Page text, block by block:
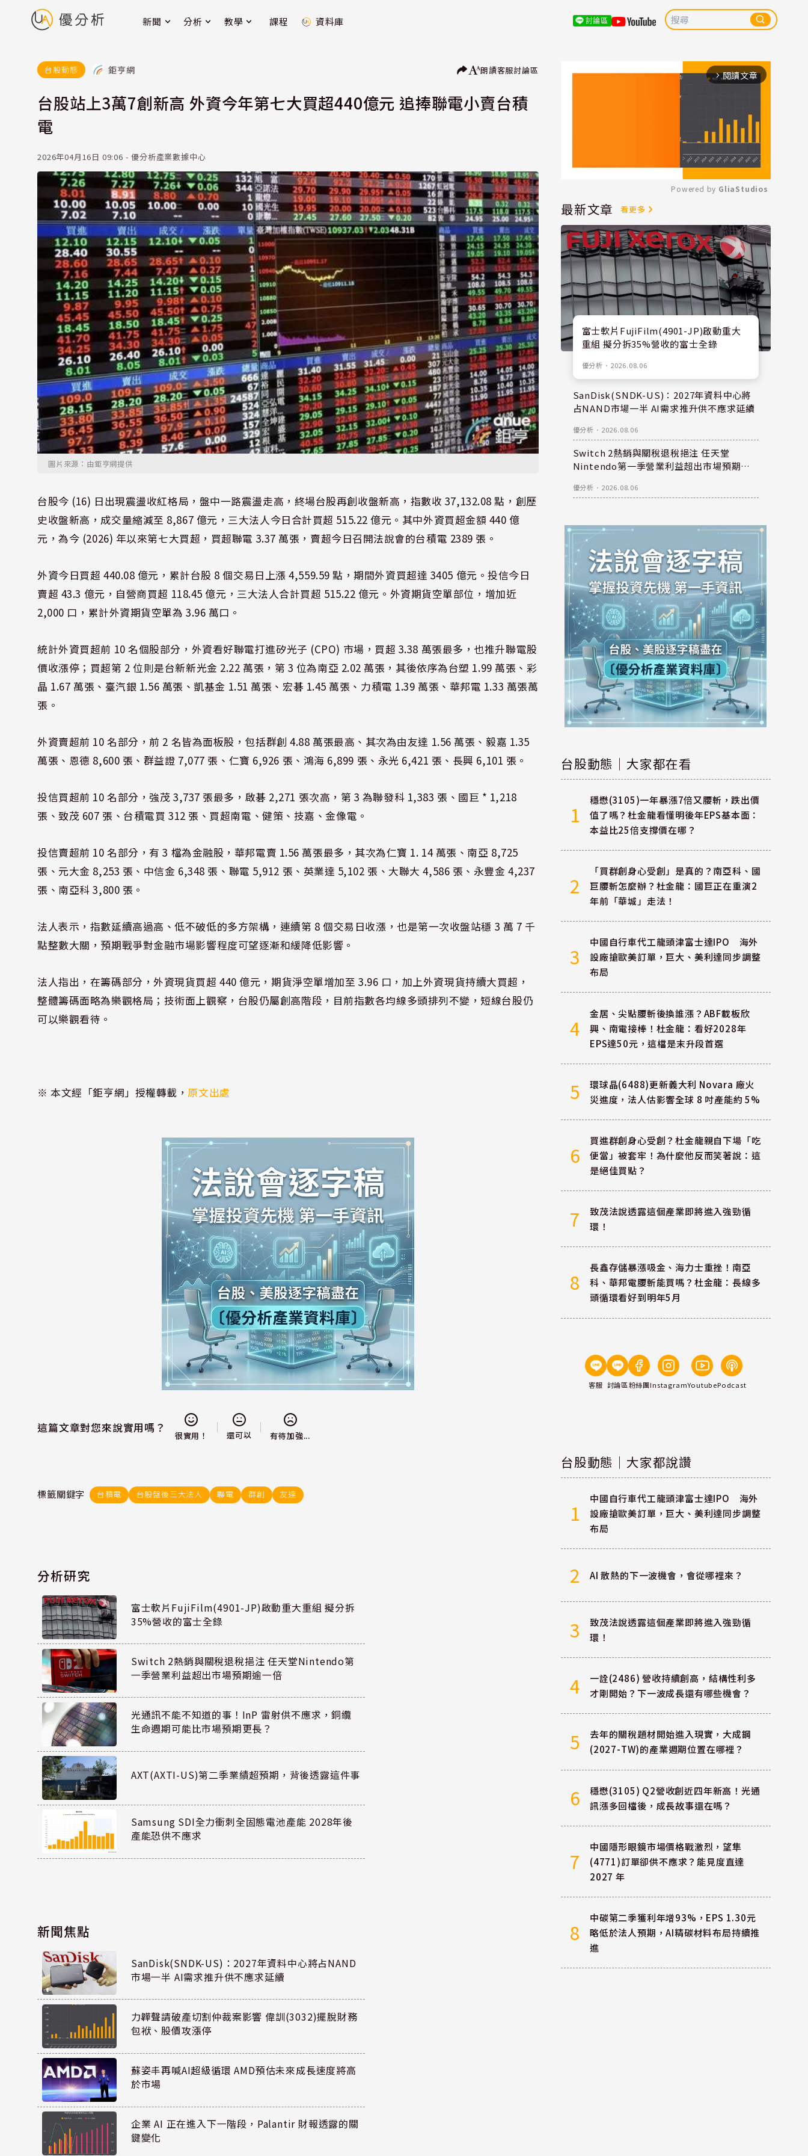
新聞 分析 教學 課程 資料庫 討論區
台股動態 鉅亨網 朗讀客服討論區
台股站上3萬7創新高 外資今年第七大買超440億元 追捧聯電小賣台積
電
2026年04月16日 09:06 - 優分析產業數據中心
圖片來源：由鉅亨網提供
台股今 (16) 日出現震盪收紅格局，盤中一路震盪走高，終場台股再創收盤新高，指數收 37,132.08 點，創歷
史收盤新高，成交量縮減至 8,867 億元，三大法人今日合計買超 515.22 億元。其中外資買超金額 440 億
元，為今 (2026) 年以來第七大買超，買超聯電 3.37 萬張，賣超今日召開法說會的台積電 2389 張。
外資今日買超 440.08 億元，累計台股 8 個交易日上漲 4,559.59 點，期間外資買超達 3405 億元。投信今日
賣超 43.3 億元，自營商買超 118.45 億元，三大法人合計買超 515.22 億元。外資期貨空單部位，增加近
2,000 口，累計外資期貨空單為 3.96 萬口。
統計外資買超前 10 名個股部分，外資看好聯電打進矽光子 (CPO) 市場，買超 3.38 萬張最多，也推升聯電股
價收漲停；買超第 2 位則是台新新光金 2.22 萬張，第 3 位為南亞 2.02 萬張，其後依序為台塑 1.99 萬張、彩
晶 1.67 萬張、臺汽銀 1.56 萬張、凱基金 1.51 萬張、宏碁 1.45 萬張、力積電 1.39 萬張、華邦電 1.33 萬張萬
張。
外資賣超前 10 名部分，前 2 名皆為面板股，包括群創 4.88 萬張最高、其次為由友達 1.56 萬張、毅嘉 1.35
萬張、恩德 8,600 張、群益證 7,077 張、仁寶 6,926 張、鴻海 6,899 張、永光 6,421 張、長興 6,101 張。
投信買超前 10 名部分，強茂 3,737 張最多，啟碁 2,271 張次高，第 3 為聯發科 1,383 張、國巨 * 1,218
張、致茂 607 張、台積電買 312 張、買超南電、健策、技嘉、金像電。
投信賣超前 10 名部分，有 3 檔為金融股，華邦電賣 1.56 萬張最多，其次為仁寶 1. 14 萬張、南亞 8,725
張、元大金 8,253 張、中信金 6,348 張、聯電 5,912 張、英業達 5,102 張、大聯大 4,586 張、永豐金 4,237
張、南亞科 3,800 張。
法人表示，指數延續高過高、低不破低的多方架構，連續第 8 個交易日收漲，也是第一次收盤站穩 3 萬 7 千
點整數大關，預期戰爭對金融市場影響程度可望逐漸和緩降低影響。
法人指出，在籌碼部分，外資現貨買超 440 億元，期貨淨空單增加至 3.96 口，加上外資現貨持續大買超，
整體籌碼面略為樂觀格局；技術面上觀察，台股仍屬創高階段，目前指數各均線多頭排列不變，短線台股仍
可以樂觀看待。
※ 本文經「鉅亨網」授權轉載，原文出處
這篇文章對您來說實用嗎？
很實用！ 還可以 有待加強...
標籤關鍵字 台積電 台股盤後三大法人 聯電 群創 友達
分析研究
富士軟片FujiFilm(4901-JP)啟動重大重組 擬分拆
35%營收的富士全錄
Switch 2熱銷與關稅退稅挹注 任天堂Nintendo第
一季營業利益超出市場預期逾一倍
光通訊不能不知道的事！InP 雷射供不應求，銅纜
生命週期可能比市場預期更長？
AXT(AXTI-US)第二季業績超預期，背後透露這件事
Samsung SDI全力衝刺全固態電池產能 2028年後
產能恐供不應求
新聞焦點
SanDisk(SNDK-US)：2027年資料中心將占NAND
市場一半 AI需求推升供不應求延續
力韡聲請破產切割仲裁案影響 偉訓(3032)擺脫財務
包袱、股價攻漲停
蘇姿丰再喊AI超級循環 AMD預估未來成長速度將高
於市場
企業 AI 正在進入下一階段，Palantir 財報透露的關
鍵變化
arrow_forward_ios 閱讀文章
Mute
Powered by GliaStudios
最新文章 看更多
富士軟片FujiFilm(4901-JP)啟動重大
重組 擬分拆35%營收的富士全錄
優分析 ． 2026.08.06
SanDisk(SNDK-US)：2027年資料中心將
占NAND市場一半 AI需求推升供不應求延續
優分析 ． 2026.08.06
Switch 2熱銷與關稅退稅挹注 任天堂
Nintendo第一季營業利益超出市場預期逾
優分析 ． 2026.08.06
台股動態｜大家都在看
1
穩懋(3105)一年暴漲7倍又腰斬，跌出價
值了嗎？杜金龍看懂明後年EPS基本面：
本益比25倍支撐價在哪？
2
「買群創身心受創」是真的？南亞科、國
巨腰斬怎麼辦？杜金龍：國巨正在重演2
年前「華城」走法！
3
中國自行車代工龍頭津富士達IPO 海外
設廠搶歐美訂單，巨大、美利達同步調整
布局
4
金居、尖點腰斬後換誰漲？ABF載板欣
興、南電接棒！杜金龍：看好2028年
EPS達50元，這檔是末升段首選
5
環球晶(6488)更新義大利 Novara 廠火
災進度，法人估影響全球 8 吋產能約 5%
6
買進群創身心受創？杜金龍親自下場「吃
便當」被套牢！為什麼他反而笑著說：這
是絕佳買點？
7
致茂法說透露這個產業即將進入強勁循
環！
8
長鑫存儲暴漲吸金、海力士重挫！南亞
科、華邦電腰斬能買嗎？杜金龍：長線多
頭循環看好到明年5月
客服 討論區粉絲團InstagramYoutubePodcast
台股動態｜大家都說讚
1
中國自行車代工龍頭津富士達IPO 海外
設廠搶歐美訂單，巨大、美利達同步調整
布局
2 AI 散熱的下一波機會，會從哪裡來？
3
致茂法說透露這個產業即將進入強勁循
環！
4
一詮(2486) 營收持續創高，結構性利多
才剛開始？下一波成長還有哪些機會？
5
去年的關稅題材開始進入現實，大成鋼
(2027-TW)的產業週期位置在哪裡？
6
穩懋(3105) Q2營收創近四年新高！光通
訊漲多回檔後，成長故事還在嗎？
7
中國隱形眼鏡市場價格戰激烈，望隼
(4771)訂單卻供不應求？能見度直達
2027 年
8
中碳第二季獲利年增93%，EPS 1.30元
略低於法人預期，AI精碳材料布局持續推
進